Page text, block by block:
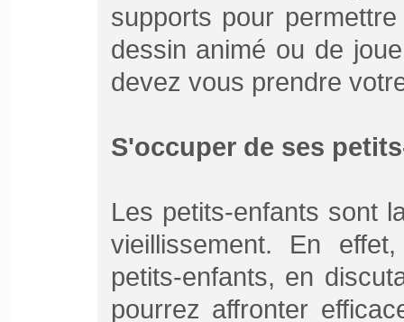
supports pour
dessin animé ou de
devez vous prendre
S'occuper de ses
Les petits-enfants sont
vieillissement. En
petits-enfants, en
pourrez affronter